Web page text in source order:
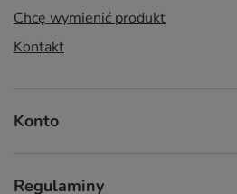
Chcę wymienić produkt
Kontakt
Konto
Regulaminy